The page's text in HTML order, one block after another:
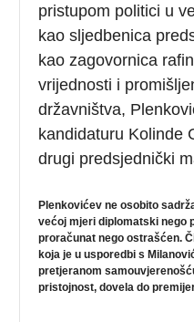
pristupom politici u
kao sljedbenica
kao zagovornica
vrijednosti i
državništva,
kandidaturu Kolinde
drugi predsjednički
Plenkovićev ne osobito
većoj mjeri diplomatski nego
proračunat nego ostrašćen.
koja je u usporedbi s
pretjeranom
pristojnost, dovela do